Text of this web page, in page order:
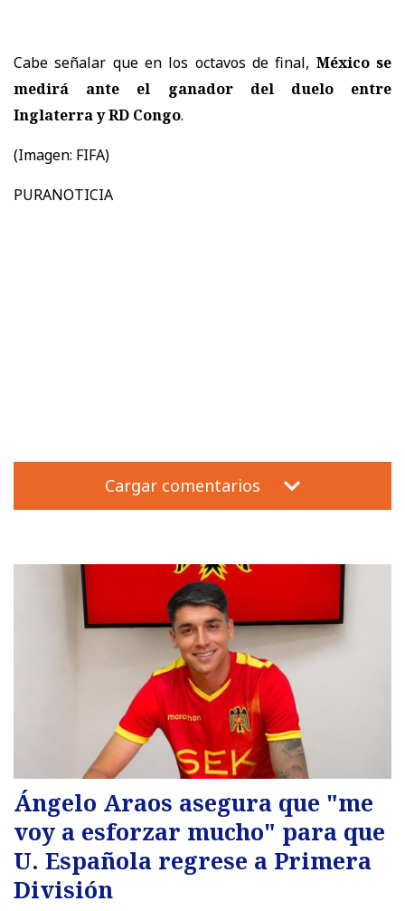
Cabe señalar que en los octavos de final, México se
medirá ante el ganador del duelo entre
Inglaterra y RD Congo.
(Imagen: FIFA)
PURANOTICIA
Cargar comentarios
Ángelo Araos asegura que "me
voy a esforzar mucho" para que
U. Española regrese a Primera
División